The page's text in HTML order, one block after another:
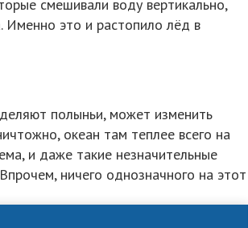
смешивали воду вертикально,
Именно это и растопило лёд в
полыньи, может изменить
океан там теплее всего на
и даже такие незначительные
ничего однозначного на этот